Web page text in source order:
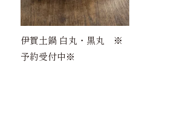
伊賀土鍋 白丸・黒丸 ※
予約受付中※